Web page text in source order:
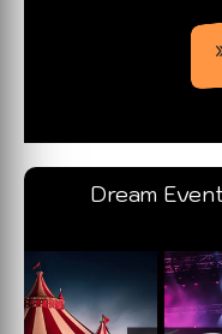
Dream